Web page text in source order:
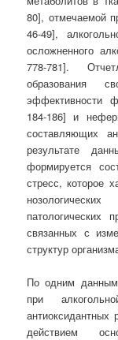
80], отмечаемой
46-49],
осложненного
778-781].
образования
эффективности
184-186] и
составляющих
результате
формируется
стресс, которое
связанных с
структур
По одним данным
при
антиоксидантных
действием